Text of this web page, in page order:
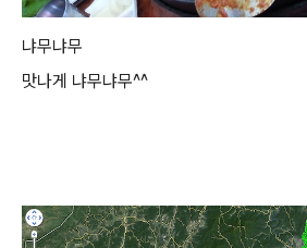
냐무냐무
맛나게 냐무냐무^^